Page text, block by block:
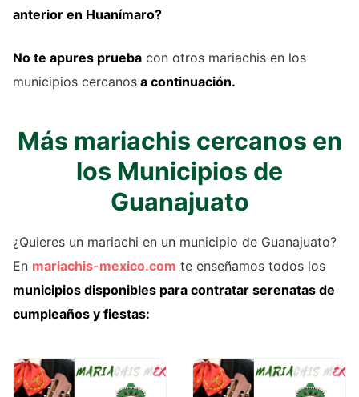
anterior en Huanímaro?
No te apures prueba con otros mariachis en los
municipios cercanos a continuación.
Más mariachis cercanos en
los Municipios de
Guanajuato
¿Quieres un mariachi en un municipio de Guanajuato?
En mariachis-mexico.com te enseñamos todos los
municipios disponibles para contratar serenatas de
cumpleaños y fiestas: